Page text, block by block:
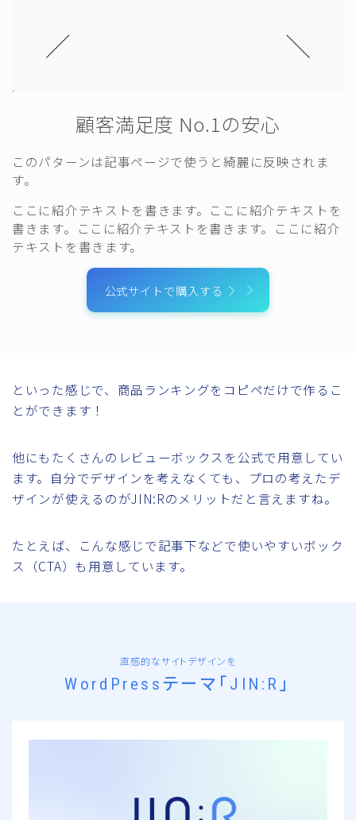
顧客満足度 No.1の安心
このパターンは記事ページで使うと綺麗に反映されま
す。
ここに紹介テキストを書きます。ここに紹介テキストを
書きます。ここに紹介テキストを書きます。ここに紹介
テキストを書きます。
公式サイトで購入する
といった感じで、商品ランキングをコピペだけで作るこ
とができます！
他にもたくさんのレビューボックスを公式で用意してい
ます。自分でデザインを考えなくても、プロの考えたデ
ザインが使えるのがJIN:Rのメリットだと言えますね。
たとえば、こんな感じで記事下などで使いやすいボック
ス（CTA）も用意しています。
直感的なサイトデザインを
WordPressテーマ「JIN:R」